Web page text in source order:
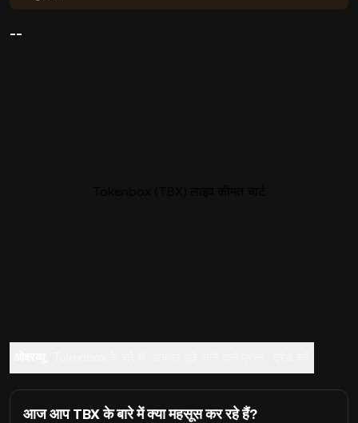
--
आज आप TBX के बारे में क्या महसूस कर रहे हैं?